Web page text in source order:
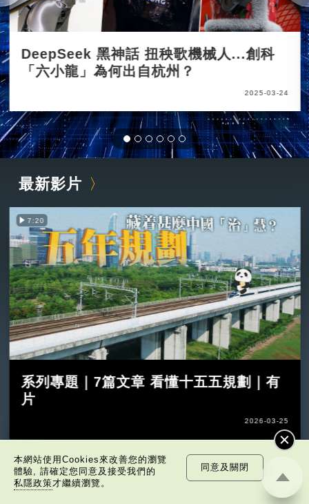
DeepSeek 黑神話 扭秧歌機械人...創科
「六小龍」為何出自杭州？
2025-03-24
最新影片
7:20
系列專題｜7篇文章 看懂十五五規劃｜有
片
2026-03-25
本網站使用Cookies來改善您的瀏覽
體驗, 請確定您同意及接受我們的
私隱政策才繼續瀏覽。
同意及關閉